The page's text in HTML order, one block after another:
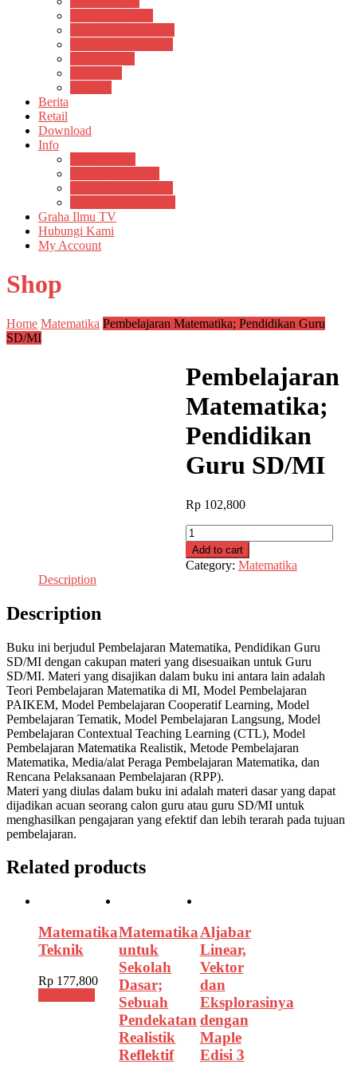
Berita
Retail
Download
Info
Graha Ilmu TV
Hubungi Kami
My Account
Shop
Home Matematika Pembelajaran Matematika; Pendidikan Guru
SD/MI
Pembelajaran
Matematika;
Pendidikan
Guru SD/MI
Rp102,800
Pembelajaran
Matematika;
Pendidikan
Guru
Add to cart
Category: Matematika
Description
Description
Buku ini berjudul Pembelajaran Matematika, Pendidikan Guru
SD/MI dengan cakupan materi yang disesuaikan untuk Guru
SD/MI. Materi yang disajikan dalam buku ini antara lain adalah
Teori Pembelajaran Matematika di MI, Model Pembelajaran
PAIKEM, Model Pembelajaran Cooperatif Learning, Model
Pembelajaran Tematik, Model Pembelajaran Langsung, Model
Pembelajaran Contextual Teaching Learning (CTL), Model
Pembelajaran Matematika Realistik, Metode Pembelajaran
Matematika, Media/alat Peraga Pembelajaran Matematika, dan
Rencana Pelaksanaan Pembelajaran (RPP).
Materi yang diulas dalam buku ini adalah materi dasar yang dapat
dijadikan acuan seorang calon guru atau guru SD/MI untuk
menghasilkan pengajaran yang efektif dan lebih terarah pada tujuan
pembelajaran.
Related products
Matematika
Teknik
Rp 177,800
Matematika
untuk
Sekolah
Dasar;
Sebuah
Pendekatan
Realistik
Reflektif
Aljabar
Linear,
Vektor
dan
Eksplorasinya
dengan
Maple
Edisi 3